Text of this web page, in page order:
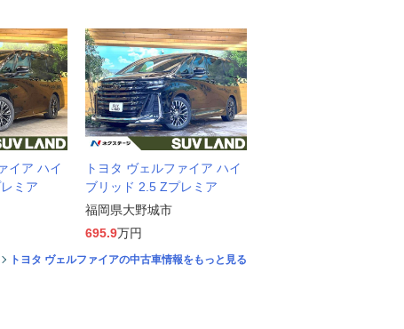
イア ハイ
ミア
トヨタ ヴェルファイア ハイ
ブリッド 2.5 Zプレミア
福岡県大野城市
695.9万円
トヨタ ヴェルファイアの中古車情報をもっと見る